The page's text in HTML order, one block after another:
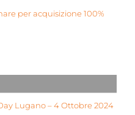
per acquisizione 100%
Lugano – 4 Ottobre 2024